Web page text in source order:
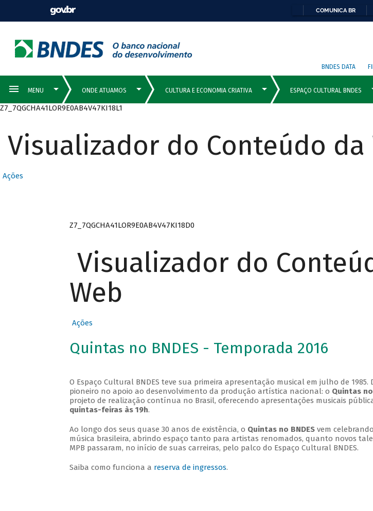
COMUNICA BR
BNDES DATA
Z7_7QGCHA41LOR9E0AB4V47KI18L1
Visualizador do Conteúdo da
Ações
Z7_7QGCHA41LOR9E0AB4V47KI18D0
Visualizador do
Web
Ações
Quintas no BNDES - Temporada 2016
O Espaço Cultural BNDES teve sua primeira apresentação musical em julho de
pioneiro no apoio ao desenvolvimento da produção artística nacional: o Quintas no
projeto de realização contínua no Brasil, oferecendo apresentações musicais
quintas-feiras às 19h.
Ao longo dos seus quase 30 anos de existência, o Quintas no BNDESvem
música brasileira, abrindo espaço tanto para artistas renomados, quanto novos
MPB passaram, no início de suas carreiras, pelo palco do Espaço Cultural BNDES.
Saiba como funciona a reserva de ingressos.